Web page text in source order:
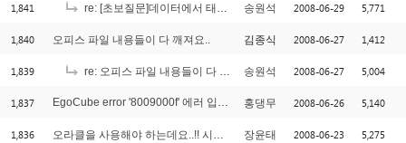
1,841 re: [초보질문]데이터에서 태그를 제외한 텍스트만 가져오기 송원석 2008-06-29 5,771
1,840 오피스 파일 내용들이 다 깨져요.. 김종식 2008-06-27 1,412
1,839 re: 오피스 파일 내용들이 다 깨져요.. 송원석 2008-06-27 5,004
1,837 EgoCube error '8009000f' 에러 입니다. [2]
홍댕무 2008-06-26 5,140
1,836 오라클을 사용해야 하는데요..!! 시퀄서버에 익숙해져 있어서;; 장윤태 2008-06-23 5,275